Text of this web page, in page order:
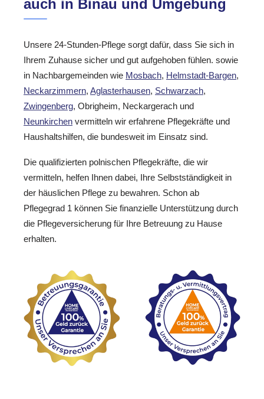
auch in Binau und Umgebung
Unsere 24-Stunden-Pflege sorgt dafür, dass Sie sich in
Ihrem Zuhause sicher und gut aufgehoben fühlen. sowie
in Nachbargemeinden wie Mosbach, Helmstadt-Bargen,
Neckarzimmern, Aglasterhausen, Schwarzach,
Zwingenberg, Obrigheim, Neckargerach und
Neunkirchen vermitteln wir erfahrene Pflegekräfte und
Haushaltshilfen, die bundesweit im Einsatz sind.
Die qualifizierten polnischen Pflegekräfte, die wir
vermitteln, helfen Ihnen dabei, Ihre Selbstständigkeit in
der häuslichen Pflege zu bewahren. Schon ab
Pflegegrad 1 können Sie finanzielle Unterstützung durch
die Pflegeversicherung für Ihre Betreuung zu Hause
erhalten.